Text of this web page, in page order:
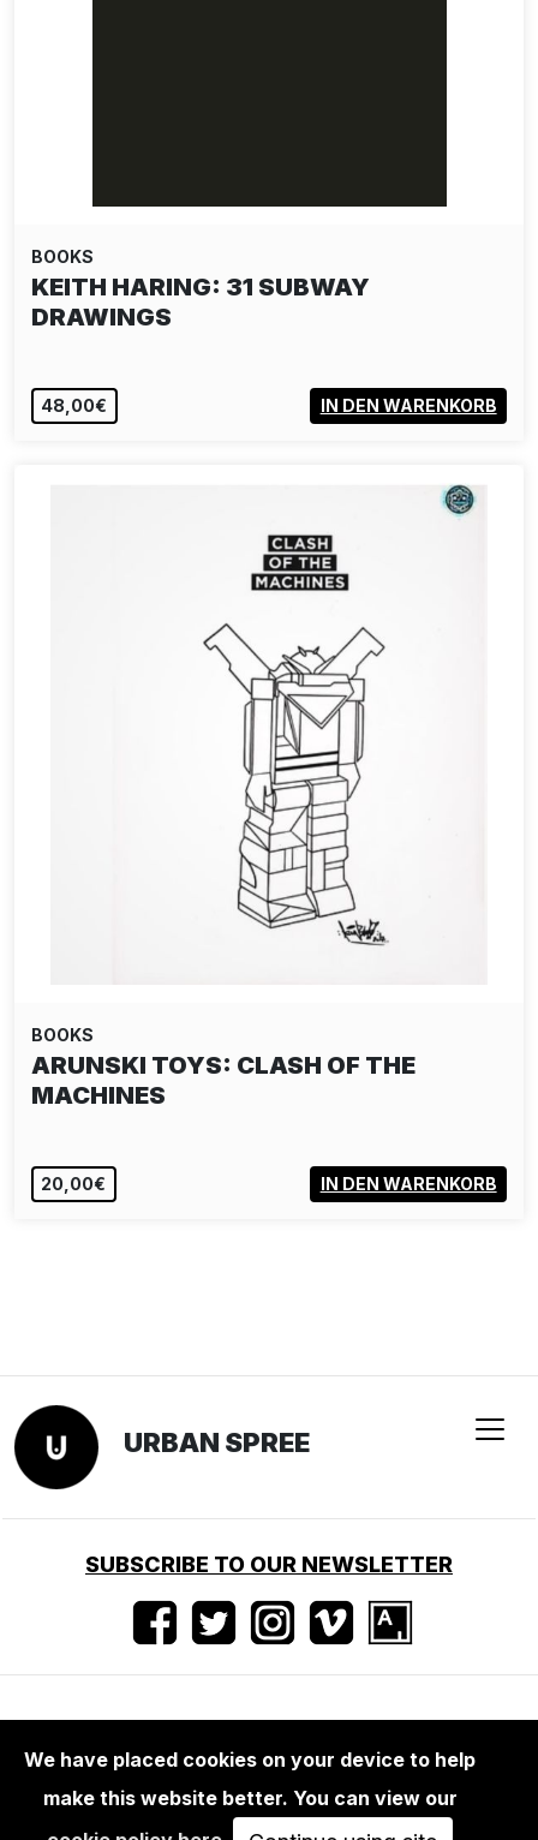
BOOKS
KEITH HARING: 31 SUBWAY
DRAWINGS
48,00€ IN DEN WARENKORB
BOOKS
ARUNSKI TOYS: CLASH OF THE
MACHINES
20,00€ IN DEN WARENKORB
URBAN SPREE
SUBSCRIBE TO OUR NEWSLETTER
Nutzungsbedingungen • Impressum • Presse
We have placed cookies on your device to help
make this website better. You can view our